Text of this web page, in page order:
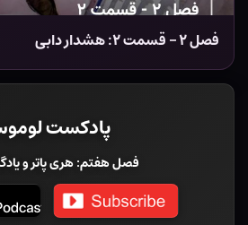
فصل ۲ – قسمت ۲: هشدار ‌دابی
پادکست
فصل هفتم: هری پاتر و